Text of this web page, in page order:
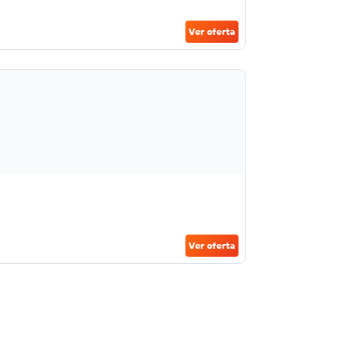
Ver oferta
Ver oferta